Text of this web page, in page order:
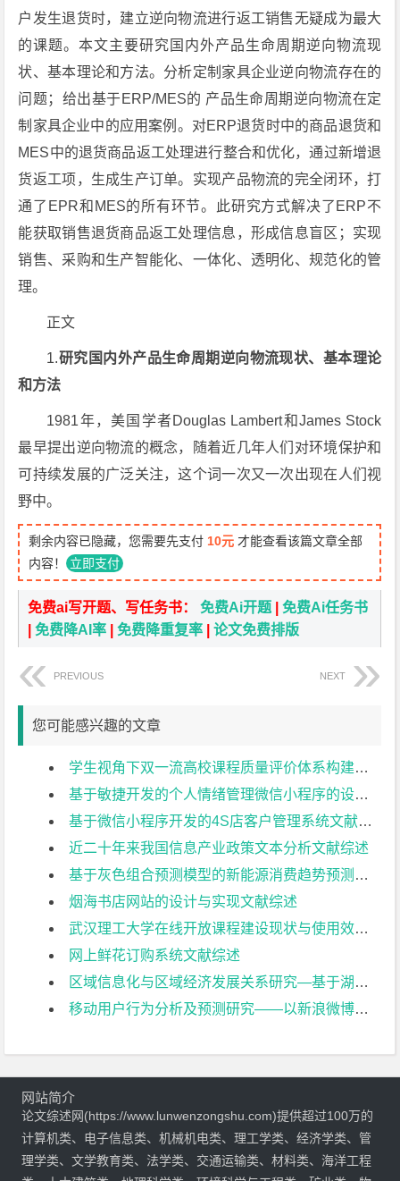
户发生退货时，建立逆向物流进行返工销售无疑成为最大
的课题。本文主要研究国内外产品生命周期逆向物流现
状、基本理论和方法。分析定制家具企业逆向物流存在的
问题；给出基于ERP/MES的 产品生命周期逆向物流在定
制家具企业中的应用案例。对ERP退货时中的商品退货和
MES中的退货商品返工处理进行整合和优化，通过新增退
货返工项，生成生产订单。实现产品物流的完全闭环，打
通了EPR和MES的所有环节。此研究方式解决了ERP不
能获取销售退货商品返工处理信息，形成信息盲区；实现
销售、采购和生产智能化、一体化、透明化、规范化的管
理。
正文
1.研究国内外产品生命周期逆向物流现状、基本理论
和方法
1981年，美国学者Douglas Lambert和James Stock
最早提出逆向物流的概念，随着近几年人们对环境保护和
可持续发展的广泛关注，这个词一次又一次出现在人们视
野中。
剩余内容已隐藏，您需要先支付 10元 才能查看该篇文章全部
内容！ 立即支付
免费ai写开题、写任务书：免费Ai开题 |免费Ai任务书
|免费降AI率 |免费降重复率 |论文免费排版
PREVIOUS NEXT
您可能感兴趣的文章
学生视角下双一流高校课程质量评价体系构建文献综述
基于敏捷开发的个人情绪管理微信小程序的设计与实现文献综述
基于微信小程序开发的4S店客户管理系统文献综述
近二十年来我国信息产业政策文本分析文献综述
基于灰色组合预测模型的新能源消费趋势预测研究文献综述
烟海书店网站的设计与实现文献综述
武汉理工大学在线开放课程建设现状与使用效果调查研究文献综述
网上鲜花订购系统文献综述
区域信息化与区域经济发展关系研究—基于湖北省的实证分析文献综述
移动用户行为分析及预测研究——以新浪微博为例文献综述
网站简介
论文综述网(https://www.lunwenzongshu.com)提供超过100万的
计算机类、电子信息类、机械机电类、理工学类、经济学类、管
理学类、文学教育类、法学类、交通运输类、材料类、海洋工程